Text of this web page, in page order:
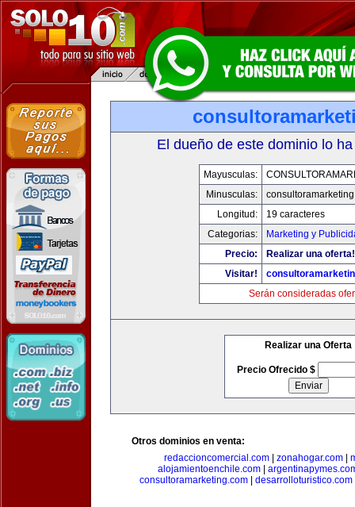
El dueño de este dominio lo
Mayusculas:
Minusculas:
Longitud:
19 caracteres
Categorias:
Marketing y
Precio:
Realizar una oferta!
Visitar!
Serán consideradas
Realizar una Oferta
Precio Ofrecido $
Otros dominios en venta:
redaccioncomercial.com
zonahogar.com
alojamientoenchile.com
consultoramarketing.com
desarrolloturistico.com